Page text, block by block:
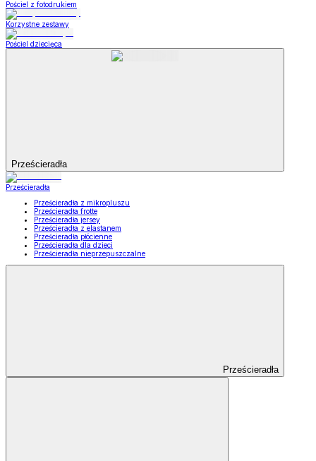
Pościel z fotodrukiem
Korzystne zestawy
Pościel dziecięca
Prześcieradła
Prześcieradła
Prześcieradła z mikropluszu
Prześcieradła frotte
Prześcieradła jersey
Prześcieradła z elastanem
Prześcieradła płócienne
Prześcieradła dla dzieci
Prześcieradła nieprzepuszczalne
Prześcieradła